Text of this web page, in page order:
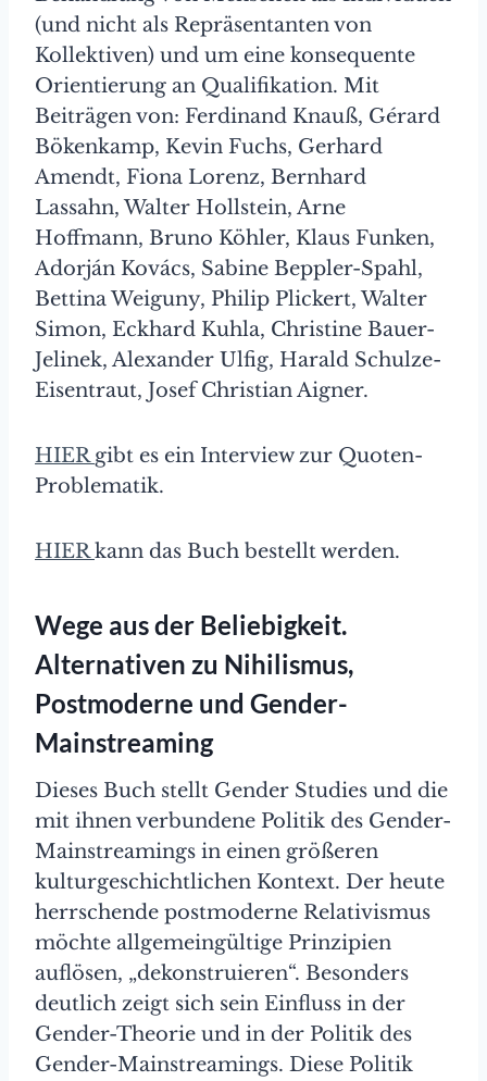
(und nicht als Repräsentanten von
Kollektiven) und um eine konsequente
Orientierung an Qualifikation. Mit
Beiträgen von: Ferdinand Knauß, Gérard
Bökenkamp, Kevin Fuchs, Gerhard
Amendt, Fiona Lorenz, Bernhard
Lassahn, Walter Hollstein, Arne
Hoffmann, Bruno Köhler, Klaus Funken,
Adorján Kovács, Sabine Beppler-Spahl,
Bettina Weiguny, Philip Plickert, Walter
Simon, Eckhard Kuhla, Christine Bauer-
Jelinek, Alexander Ulfig, Harald Schulze-
Eisentraut, Josef Christian Aigner.
HIERgibt es ein Interview zur Quoten-
Problematik.
HIERkann das Buch bestellt werden.
Wege aus der Beliebigkeit.
Alternativen zu Nihilismus,
Postmoderne und Gender-
Mainstreaming
Dieses Buch stellt Gender Studies und die
mit ihnen verbundene Politik des Gender-
Mainstreamings in einen größeren
kulturgeschichtlichen Kontext. Der heute
herrschende postmoderne Relativismus
möchte allgemeingültige Prinzipien
auflösen, „dekonstruieren“. Besonders
deutlich zeigt sich sein Einfluss in der
Gender-Theorie und in der Politik des
Gender-Mainstreamings. Diese Politik